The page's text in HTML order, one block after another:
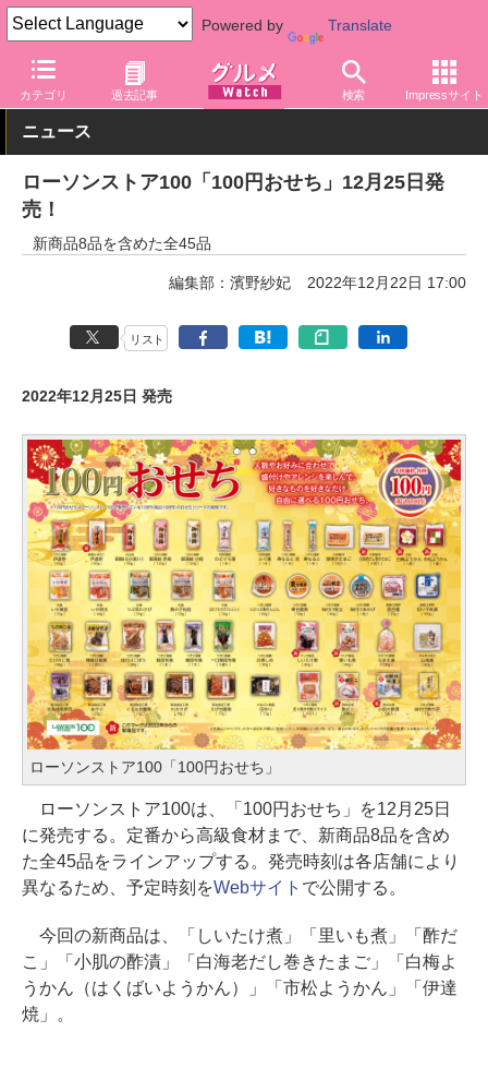
Powered by Translate
カテゴリ 過去記事 検索 Impressサイト
グルメ Watch 店舗 コンビニ ローソン
ニュース
ローソンストア100「100円おせち」12月25日発
売！
新商品8品を含めた全45品
編集部：濱野紗妃 2022年12月22日 17:00
リスト
2022年12月25日 発売
ローソンストア100「100円おせち」
ローソンストア100は、「100円おせち」を12月25日
に発売する。定番から高級食材まで、新商品8品を含め
た全45品をラインアップする。発売時刻は各店舗により
異なるため、予定時刻をWebサイト で公開する。
今回の新商品は、「しいたけ煮」「里いも煮」「酢だ
こ」「小肌の酢漬」「白海老だし巻きたまご」「白梅よ
うかん（はくばいようかん）」「市松ようかん」「伊達
焼」。